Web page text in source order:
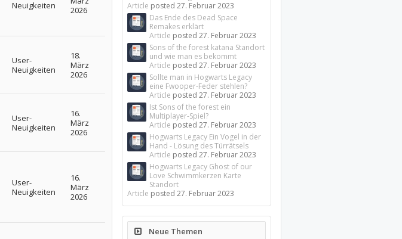
Neuigkeiten
2026
User-
Neuigkeiten
18.
März
2026
User-
Neuigkeiten
16.
März
2026
User-
Neuigkeiten
16.
März
2026
Article posted27. Februar 2023
Das Ende des Dead Space
Remakes erklärt
Article posted27. Februar 2023
Sons of the forest katana Standort
und wie man es bekommt
Article posted27. Februar 2023
Sollte man in Hogwarts Legacy
eine Fwooper-Feder stehlen?
Article posted27. Februar 2023
Ist Sons of the forest ein
Multiplayer-Spiel?
Article posted27. Februar 2023
Hogwarts Legacy Ein Vogel in der
Hand - Lösung des Türrätsels
Article posted27. Februar 2023
Hogwarts Legacy Ghost of our
Love Schwimmkerzen Karte
Standort
Article posted27. Februar 2023
Neue Themen